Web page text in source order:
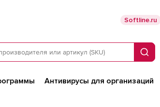
Softline.ru
Поиск
Антивирусы для организаций